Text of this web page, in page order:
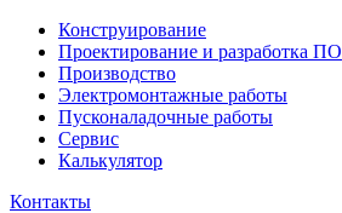
Конструирование
Проектирование и разработка ПО
Производство
Электромонтажные работы
Пусконаладочные работы
Сервис
Калькулятор
Контакты